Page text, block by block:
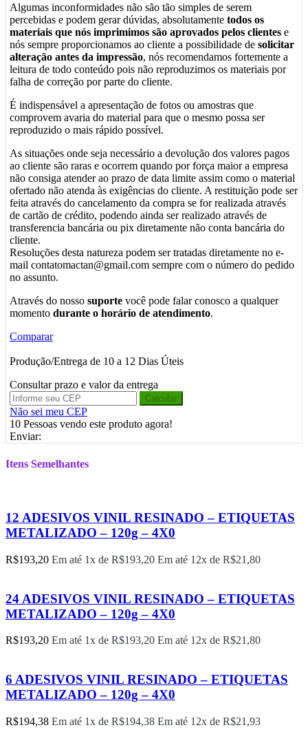
Algumas inconformidades não são tão simples de serem
percebidas e podem gerar dúvidas, absolutamente todos os
materiais que nós imprimimos são aprovados pelos clientes e
nós sempre proporcionamos ao cliente a possibilidade de solicitar
alteração antes da impressão, nós recomendamos fortemente a
leitura de todo conteúdo pois não reproduzimos os materiais por
falha de correção por parte do cliente.
É indispensável a apresentação de fotos ou amostras que
comprovem avaria do material para que o mesmo possa ser
reproduzido o mais rápido possível.
As situações onde seja necessário a devolução dos valores pagos
ao cliente são raras e ocorrem quando por força maior a empresa
não consiga atender ao prazo de data limite assim como o material
ofertado não atenda às exigências do cliente. A restituição pode ser
feita através do cancelamento da compra se for realizada através
de cartão de crédito, podendo ainda ser realizado através de
transferencia bancária ou pix diretamente não conta bancária do
cliente.
Resoluções desta natureza podem ser tratadas diretamente no e-
mail contatomactan@gmail.com sempre com o número do pedido
no assunto.
Através do nosso suporte você pode falar conosco a qualquer
momento durante o horário de atendimento.
Comparar
Produção/Entrega de 10 a 12 Dias Úteis
Consultar prazo e valor da entrega
Calcular
Não sei meu CEP
10 Pessoas vendo este produto agora!
Enviar:
Itens Semelhantes
12 ADESIVOS VINIL RESINADO – ETIQUETAS
METALIZADO – 120g – 4X0
R$193,20 Em até 1x de R$193,20 Em até 12x de R$21,80
24 ADESIVOS VINIL RESINADO – ETIQUETAS
METALIZADO – 120g – 4X0
R$193,20 Em até 1x de R$193,20 Em até 12x de R$21,80
6 ADESIVOS VINIL RESINADO – ETIQUETAS
METALIZADO – 120g – 4X0
R$194,38 Em até 1x de R$194,38 Em até 12x de R$21,93